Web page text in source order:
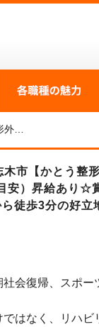
紹介できる職種
木市【かとう整
安）昇給あり☆
徒歩3分の好立
会復帰、スポー
はなく、リハビ